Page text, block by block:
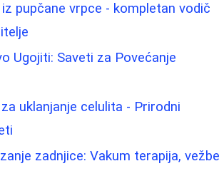
pupčane vrpce - kompletan vodič
Ugojiti: Saveti za Povećanje
uklanjanje celulita - Prirodni
zadnjice: Vakum terapija, vežbe